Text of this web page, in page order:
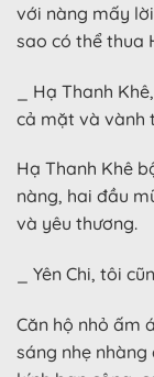
với nàng mấy
sao có thể thua
_ Hạ Thanh
cả mặt và vành
Hạ Thanh Khê
nàng, hai đầu
và yêu thương.
_ Yên Chi, tôi
Căn hộ nhỏ ấm
sáng nhẹ